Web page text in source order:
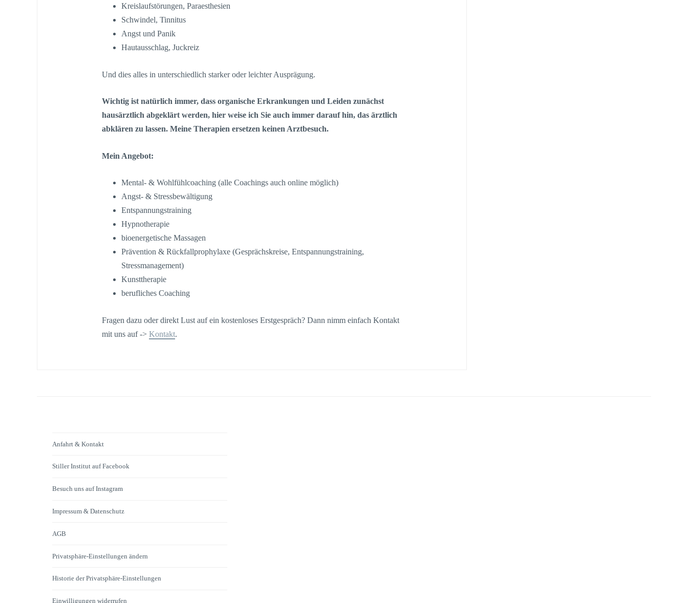
Kreislaufstörungen, Paraesthesien
Schwindel, Tinnitus
Angst und Panik
Hautausschlag, Juckreiz
Und dies alles in unterschiedlich starker oder leichter Ausprägung.
Wichtig ist natürlich immer, dass organische Erkrankungen und Leiden zunächst
hausärztlich abgeklärt werden, hier weise ich Sie auch immer darauf hin, das ärztlich
abklären zu lassen. Meine Therapien ersetzen keinen Arztbesuch.
Mein Angebot:
Mental- & Wohlfühlcoaching (alle Coachings auch online möglich)
Angst- & Stressbewältigung
Entspannungstraining
Hypnotherapie
bioenergetische Massagen
Prävention & Rückfallprophylaxe (Gesprächskreise, Entspannungstraining,
Stressmanagement)
Kunsttherapie
berufliches Coaching
Fragen dazu oder direkt Lust auf ein kostenloses Erstgespräch? Dann nimm einfach Kontakt
mit uns auf -> Kontakt.
Anfahrt & Kontakt
Stiller Institut auf Facebook
Besuch uns auf Instagram
Impressum & Datenschutz
AGB
Privatsphäre-Einstellungen ändern
Historie der Privatsphäre-Einstellungen
Einwilligungen widerrufen